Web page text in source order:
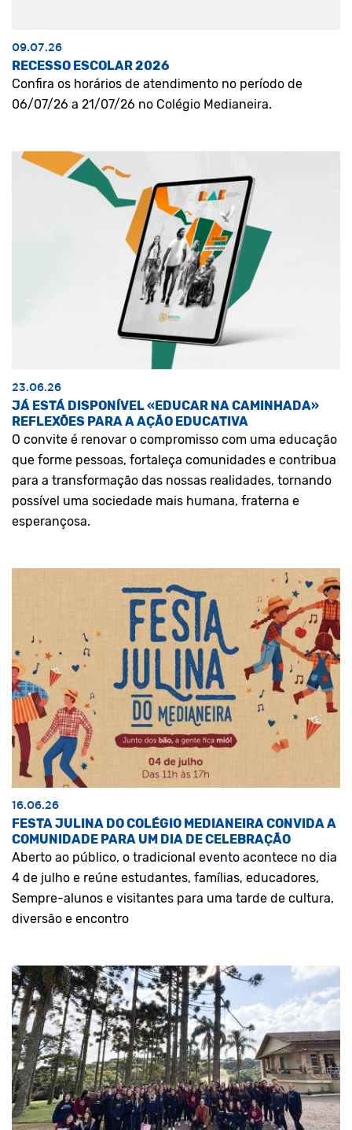
09.07.26
RECESSO ESCOLAR 2026
Confira os horários de atendimento no período de
06/07/26 a 21/07/26 no Colégio Medianeira.
23.06.26
JÁ ESTÁ DISPONÍVEL «EDUCAR NA CAMINHADA»
REFLEXÕES PARA A AÇÃO EDUCATIVA
O convite é renovar o compromisso com uma educação
que forme pessoas, fortaleça comunidades e contribua
para a transformação das nossas realidades, tornando
possível uma sociedade mais humana, fraterna e
esperançosa.
16.06.26
FESTA JULINA DO COLÉGIO MEDIANEIRA CONVIDA A
COMUNIDADE PARA UM DIA DE CELEBRAÇÃO
Aberto ao público, o tradicional evento acontece no dia
4 de julho e reúne estudantes, famílias, educadores,
Sempre-alunos e visitantes para uma tarde de cultura,
diversão e encontro